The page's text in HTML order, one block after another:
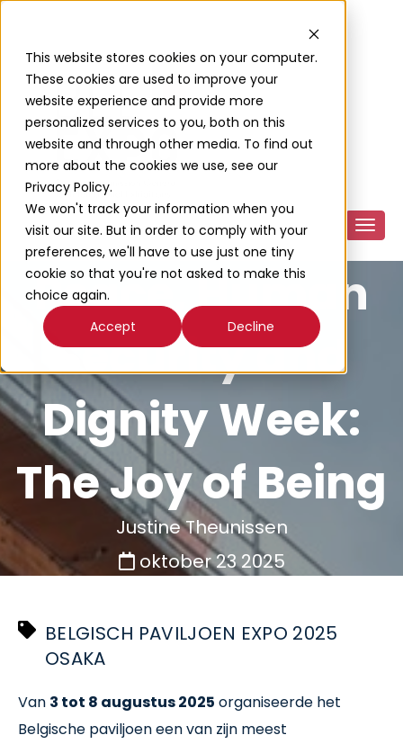
This website stores cookies on your computer.
These cookies are used to improve your
website experience and provide more
personalized services to you, both on this
website and through other media. To find out
more about the cookies we use, see our
Privacy Policy.
We won't track your information when you
visit our site. But in order to comply with your
preferences, we'll have to use just one tiny
cookie so that you're not asked to make this
choice again.
Accept
Decline
Peace, Human
Security and
Dignity Week:
The Joy of Being
Justine Theunissen
oktober 23 2025
BELGISCH PAVILJOEN EXPO 2025
OSAKA
Van 3 tot 8 augustus 2025 organiseerde het
Belgische paviljoen een van zijn meest